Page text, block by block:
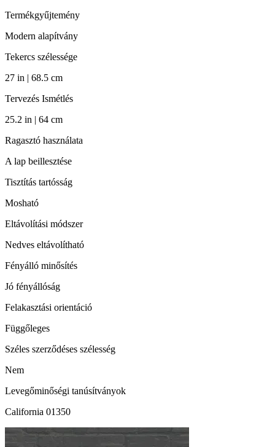
Termékgyűjtemény
Modern alapítvány
Tekercs szélessége
27 in | 68.5 cm
Tervezés Ismétlés
25.2 in | 64 cm
Ragasztó használata
A lap beillesztése
Tisztítás tartósság
Mosható
Eltávolítási módszer
Nedves eltávolítható
Fényálló minősítés
Jó fényállóság
Felakasztási orientáció
Függőleges
Széles szerződéses szélesség
Nem
Levegőminőségi tanúsítványok
California 01350